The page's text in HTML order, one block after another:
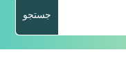
جستجو